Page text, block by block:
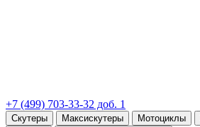
+7 (499) 703-33-32 доб. 1
Скутеры Максискутеры Мотоциклы